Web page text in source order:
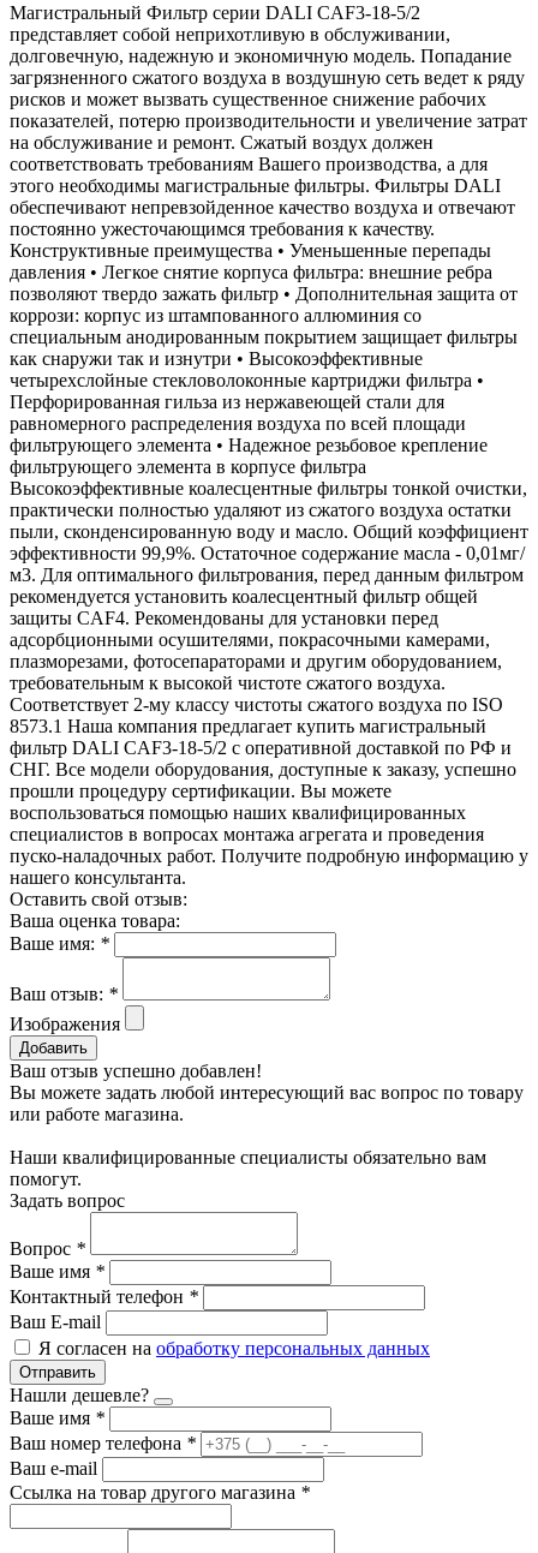
Магистральный Фильтр серии DALI CAF3-18-5/2
представляет собой неприхотливую в обслуживании,
долговечную, надежную и экономичную модель. Попадание
загрязненного сжатого воздуха в воздушную сеть ведет к ряду
рисков и может вызвать существенное снижение рабочих
показателей, потерю производительности и увеличение затрат
на обслуживание и ремонт. Сжатый воздух должен
соответствовать требованиям Вашего производства, а для
этого необходимы магистральные фильтры. Фильтры DALI
обеспечивают непревзойденное качество воздуха и отвечают
постоянно ужесточающимся требования к качеству.
Конструктивные преимущества • Уменьшенные перепады
давления • Легкое снятие корпуса фильтра: внешние ребра
позволяют твердо зажать фильтр • Дополнительная защита от
коррози: корпус из штампованного аллюминия со
специальным анодированным покрытием защищает фильтры
как снаружи так и изнутри • Высокоэффективные
четырехслойные стекловолоконные картриджи фильтра •
Перфорированная гильза из нержавеющей стали для
равномерного распределения воздуха по всей площади
фильтрующего элемента • Надежное резьбовое крепление
фильтрующего элемента в корпусе фильтра
Высокоэффективные коалесцентные фильтры тонкой очистки,
практически полностью удаляют из сжатого воздуха остатки
пыли, сконденсированную воду и масло. Общий коэффициент
эффективности 99,9%. Остаточное содержание масла - 0,01мг/
м3. Для оптимального фильтрования, перед данным фильтром
рекомендуется установить коалесцентный фильтр общей
защиты CAF4. Рекомендованы для установки перед
адсорбционными осушителями, покрасочными камерами,
плазморезами, фотосепараторами и другим оборудованием,
требовательным к высокой чистоте сжатого воздуха.
Соответствует 2-му классу чистоты сжатого воздуха по ISO
8573.1 Наша компания предлагает купить магистральный
фильтр DALI CAF3-18-5/2 с оперативной доставкой по РФ и
СНГ. Все модели оборудования, доступные к заказу, успешно
прошли процедуру сертификации. Вы можете
воспользоваться помощью наших квалифицированных
специалистов в вопросах монтажа агрегата и проведения
пуско-наладочных работ. Получите подробную информацию у
нашего консультанта.
Оставить свой отзыв:
Ваша оценка товара:
Ваше имя: *
Ваш отзыв: *
Изображения
Добавить
Ваш отзыв успешно добавлен!
Вы можете задать любой интересующий вас вопрос по товару
или работе магазина.
Наши квалифицированные специалисты обязательно вам
помогут.
Задать вопрос
Вопрос *
Ваше имя *
Контактный телефон *
Ваш E-mail
Я согласен на обработку персональных данных
Отправить
Нашли дешевле?
Ваше имя *
Ваш номер телефона *
Ваш e-mail
Ссылка на товар другого магазина *